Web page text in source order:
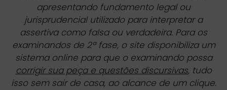
apresentando fundamento legal ou
jurisprudencial utilizado para interpretar a
assertiva como falsa ou verdadeira. Para os
examinandos de 2ª fase, o site disponibiliza um
sistema online para que o examinando possa
corrigir sua peça e questões discursivas, tudo
isso sem sair de casa, ao alcance de um clique.